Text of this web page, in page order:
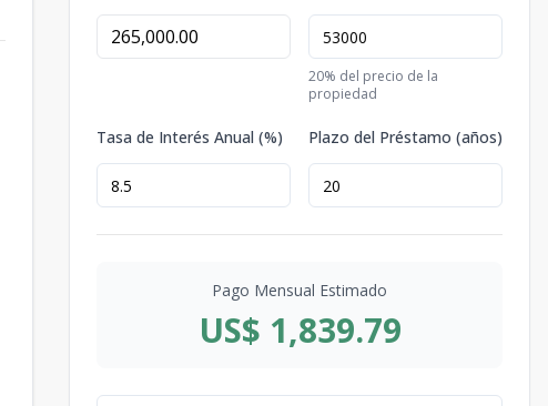
20% del precio de la
propiedad
Tasa de Interés Anual (%) Plazo del Préstamo (años)
Pago Mensual Estimado
US$ 1,839.79